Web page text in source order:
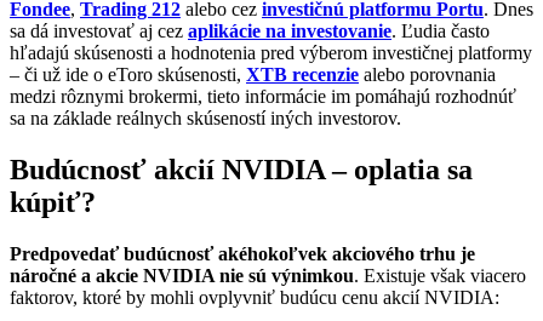
Fondee, Trading 212 alebo cez investičnú platformu Portu. Dnes
sa dá investovať aj cez aplikácie na investovanie. Ľudia často
hľadajú skúsenosti a hodnotenia pred výberom investičnej platformy
– či už ide o eToro skúsenosti, XTB recenzie alebo porovnania
medzi rôznymi brokermi, tieto informácie im pomáhajú rozhodnúť
sa na základe reálnych skúseností iných investorov.
Budúcnosť akcií NVIDIA – oplatia sa
kúpiť?
Predpovedať budúcnosť akéhokoľvek akciového trhu je
náročné a akcie NVIDIA nie sú výnimkou. Existuje však viacero
faktorov, ktoré by mohli ovplyvniť budúcu cenu akcií NVIDIA: